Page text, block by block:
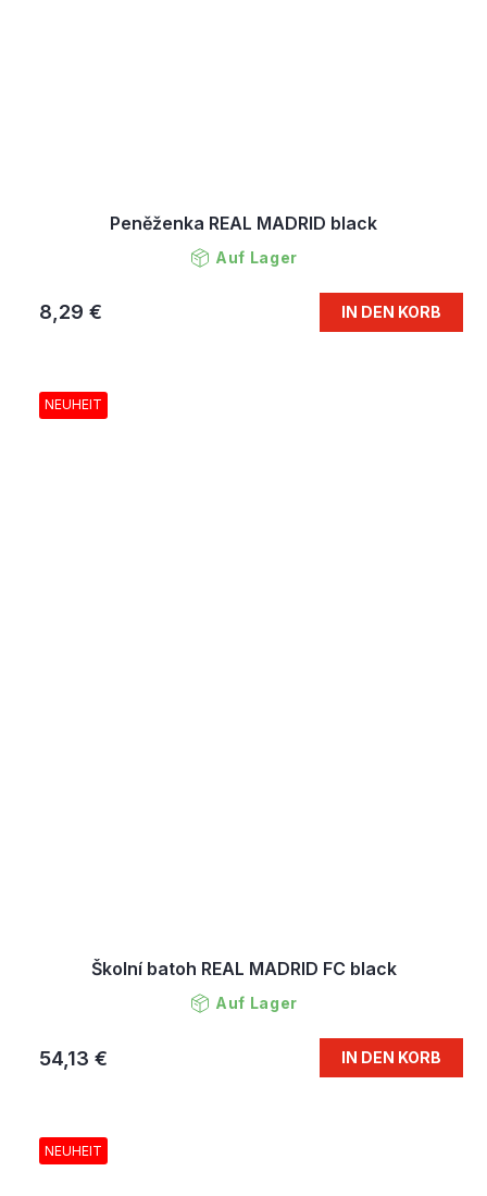
Peněženka REAL MADRID black
Auf Lager
8,29 € IN DEN KORB
NEUHEIT
Školní batoh REAL MADRID FC black
Auf Lager
54,13 € IN DEN KORB
NEUHEIT